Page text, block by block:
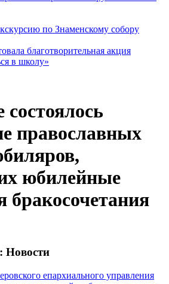
по Знаменскому собору
благотворительная акция
в школу»
православных
юбилейные
бракосочетания
Новости